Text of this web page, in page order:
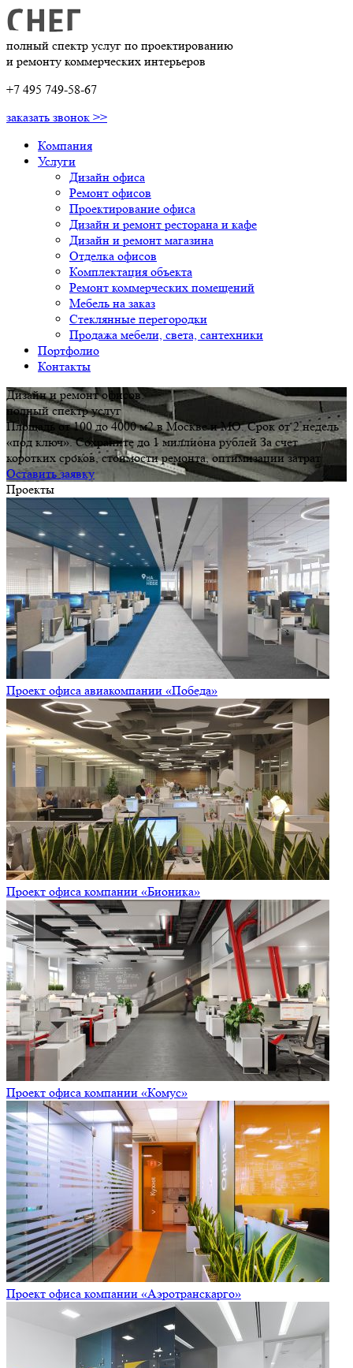
полный спектр услуг по проектированию
и ремонту коммерческих интерьеров
+7 495 749-58-67
заказать звонок >>
Компания
Услуги
Дизайн офиса
Ремонт офисов
Проектирование офиса
Дизайн и ремонт ресторана и кафе
Дизайн и ремонт магазина
Отделка офисов
Комплектация объекта
Ремонт коммерческих помещений
Мебель на заказ
Стеклянные перегородки
Продажа мебели, света, сантехники
Портфолио
Контакты
Дизайн и ремонт офисов:
полный спектр услуг
Площадь от 100 до 4000 м2 в Москве и МО. Срок от 2 недель
«под ключ». Сохраните до 1 миллиона рублей За счет
коротких сроков, стоимости ремонта, оптимизации затрат
Оставить заявку
Проекты
Проект офиса авиакомпании «Победа»
Проект офиса компании «Бионика»
Проект офиса компании «Комус»
Проект офиса компании «Аэротранскарго»